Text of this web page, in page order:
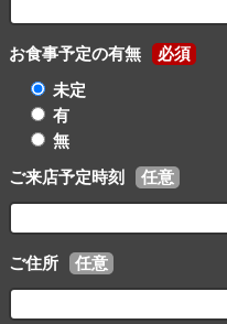
お食事予定の有無 必須
未定
有
無
ご来店予定時刻 任意
ご住所 任意